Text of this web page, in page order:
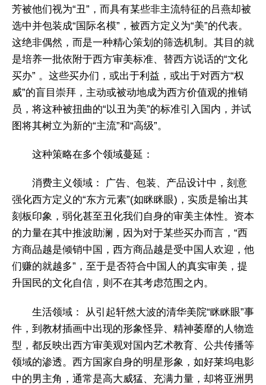
芳被他们视为“丑”，而具有某些非主流特征的吕燕却被
选中并包装成“国际名模”，被西方定义为“美”的代表。
这绝非偶然，而是一种精心策划的筛选机制。其目的就
是培养一批依附于西方审美标准、替西方说话的“文化
买办” 。这些买办们，或出于利益，或出于对西方“权
威”的盲目崇拜，主动或被动地成为西方价值观的推销
员，将这种被扭曲的“以丑为美”的标准引入国内，并试
图将其树立为新的“主流”和“高级”。
这种策略在多个领域蔓延：
消费主义领域： 广告、包装、产品设计中，刻意
强化西方定义的“东方元素”(如眯眯眼)，实质是输出其
刻板印象，弱化甚至丑化我们自身的审美主体性。资本
的力量在其中推波助澜，因为对于某些买办而言，“西
方商品越是倾销中国，西方商品越是受中国人欢迎，他
们赚的就越多”，至于是否符合中国人的真实审美，提
升国民的文化自信，则不在其考虑范围之内。
生活领域： 从引起轩然大波的清华美院“眯眯眼”事
件，到教材插画中出现的形象怪异、精神萎靡的人物造
型，都反映出西方审美观对国内艺术教育、公共传播等
领域的渗透。西方国家自身的明星形象，如好莱坞电影
中的男主角，通常是高大威猛、充满力量，却将亚洲男